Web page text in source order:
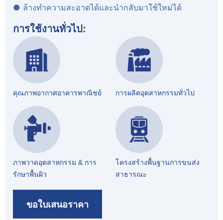
● ล้างทำความสะอาดได้และนำกลับมาใช้ใหม่ได้
การใช้งานทั่วไป:
คุณภาพอากาศอาคารพาณิชย์ การผลิตอุตสาหกรรมทั่วไป
ภาพวาดอุตสาหกรรม & การ
รักษาพื้นผิว
โครงสร้างพื้นฐานการขนส่ง
สาธารณะ
ขอใบเสนอราคา